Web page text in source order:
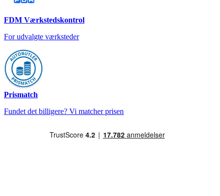
FDM Værkstedskontrol
For udvalgte værksteder
Prismatch
Fundet det billigere? Vi matcher prisen